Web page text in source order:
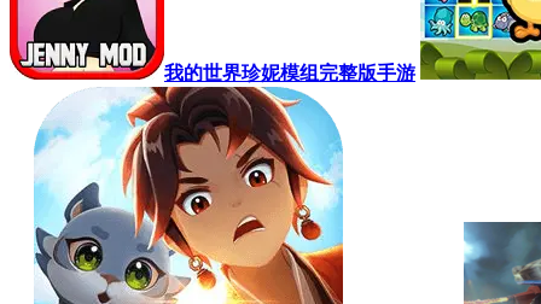
我的世界珍妮模组完整版手游